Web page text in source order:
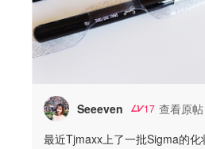
Seeeven 17 查看原帖
最近Tjmaxx上了一批Sigma的化